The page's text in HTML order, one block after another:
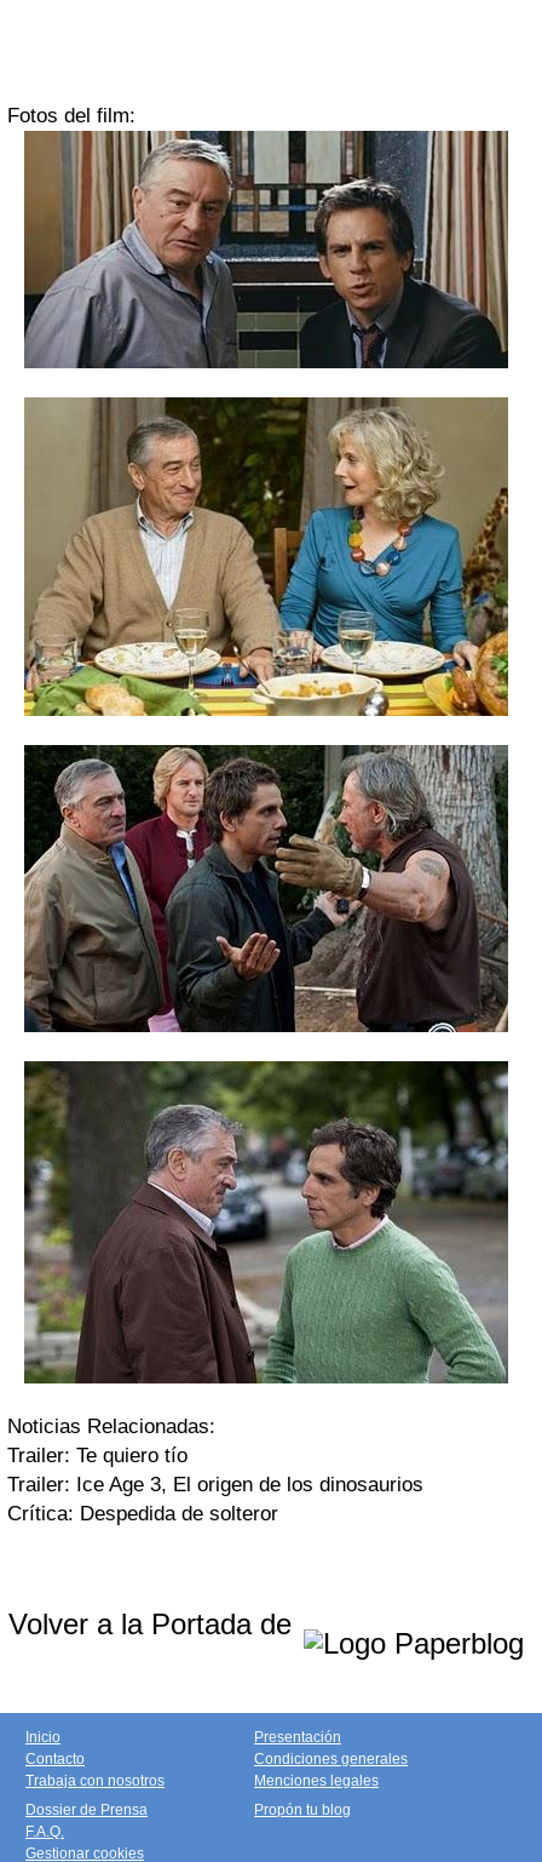
Fotos del film:
Noticias Relacionadas:
Trailer: Te quiero tío
Trailer: Ice Age 3, El origen de los dinosaurios
Crítica: Despedida de solteror
Volver a la Portada de
Inicio
Contacto
Trabaja con nosotros
Presentación
Condiciones generales
Menciones legales
Dossier de Prensa
F.A.Q.
Gestionar cookies
Propón tu blog